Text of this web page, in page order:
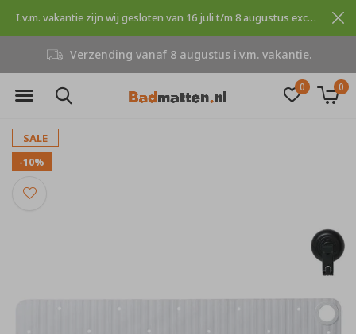
0 0
Verzending vanaf 8 augustus i.v.m. vakantie.
I.v.m. vakantie zijn wij gesloten van 16 juli t/m 8 augustus excuses voor dit ongemak.
SALE
-10%